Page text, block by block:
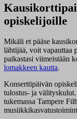
opiskelijoille
Mikäli et pääse
lähtijää, voit vapauttaa
paikastasi viimeistään
lomakkeen kautta.
Konserttipäivän
tulostus- ja
tukemassa Tampere